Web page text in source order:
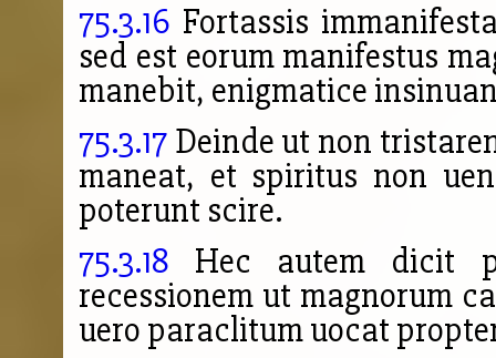
75.3.16 Fortassis
sed est eorum manifestus
manebit, enigmatice
75.3.17Deinde ut non
maneat, et spiritus non
poterunt scire.
75.3.18 Hec autem dicit
recessionem ut magnorum
uero paraclitum uocat